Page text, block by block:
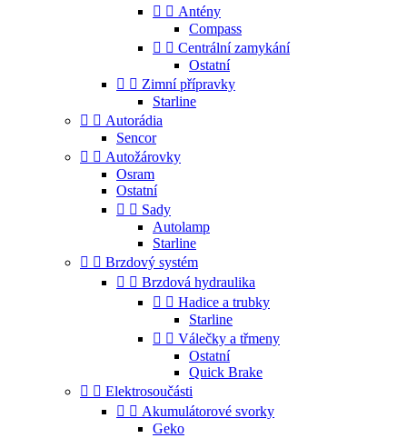
  Antény
Compass
  Centrální zamykání
Ostatní
  Zimní přípravky
Starline
  Autorádia
Sencor
  Autožárovky
Osram
Ostatní
  Sady
Autolamp
Starline
  Brzdový systém
  Brzdová hydraulika
  Hadice a trubky
Starline
  Válečky a třmeny
Ostatní
Quick Brake
  Elektrosoučásti
  Akumulátorové svorky
Geko